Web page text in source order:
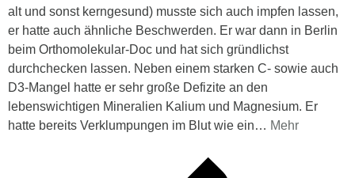
alt und sonst kerngesund) musste sich auch impfen lassen,
er hatte auch ähnliche Beschwerden. Er war dann in Berlin
beim Orthomolekular-Doc und hat sich gründlichst
durchchecken lassen. Neben einem starken C- sowie auch
D3-Mangel hatte er sehr große Defizite an den
lebenswichtigen Mineralien Kalium und Magnesium. Er
hatte bereits Verklumpungen im Blut wie ein… Mehr